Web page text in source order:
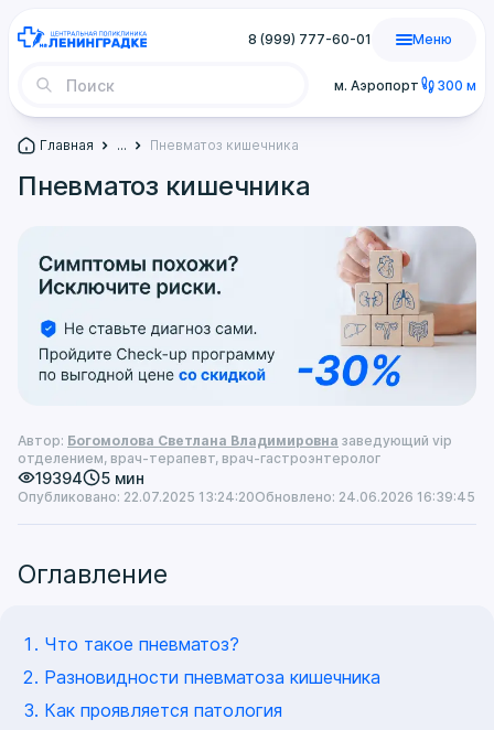
м. Аэропорт 300 м
8 (999) 777-60-01 Меню
Главная ... Пневматоз кишечника
Пневматоз кишечника
Автор: Богомолова Светлана Владимировна заведующий vip
отделением, врач-терапевт, врач-гастроэнтеролог
19394 5 мин
Опубликовано: 22.07.2025 13:24:20Обновлено: 24.06.2026 16:39:45
Оглавление
Что такое пневматоз?
Разновидности пневматоза кишечника
Как проявляется патология